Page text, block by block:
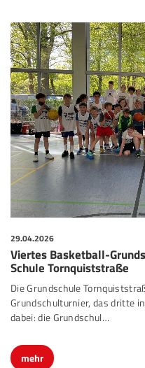
29.04.2026
Viertes Basketball-
Schule Tornquiststraße
Die Grundschule
Grundschulturnier, das dritte
dabei: die Grundschul…
mehr